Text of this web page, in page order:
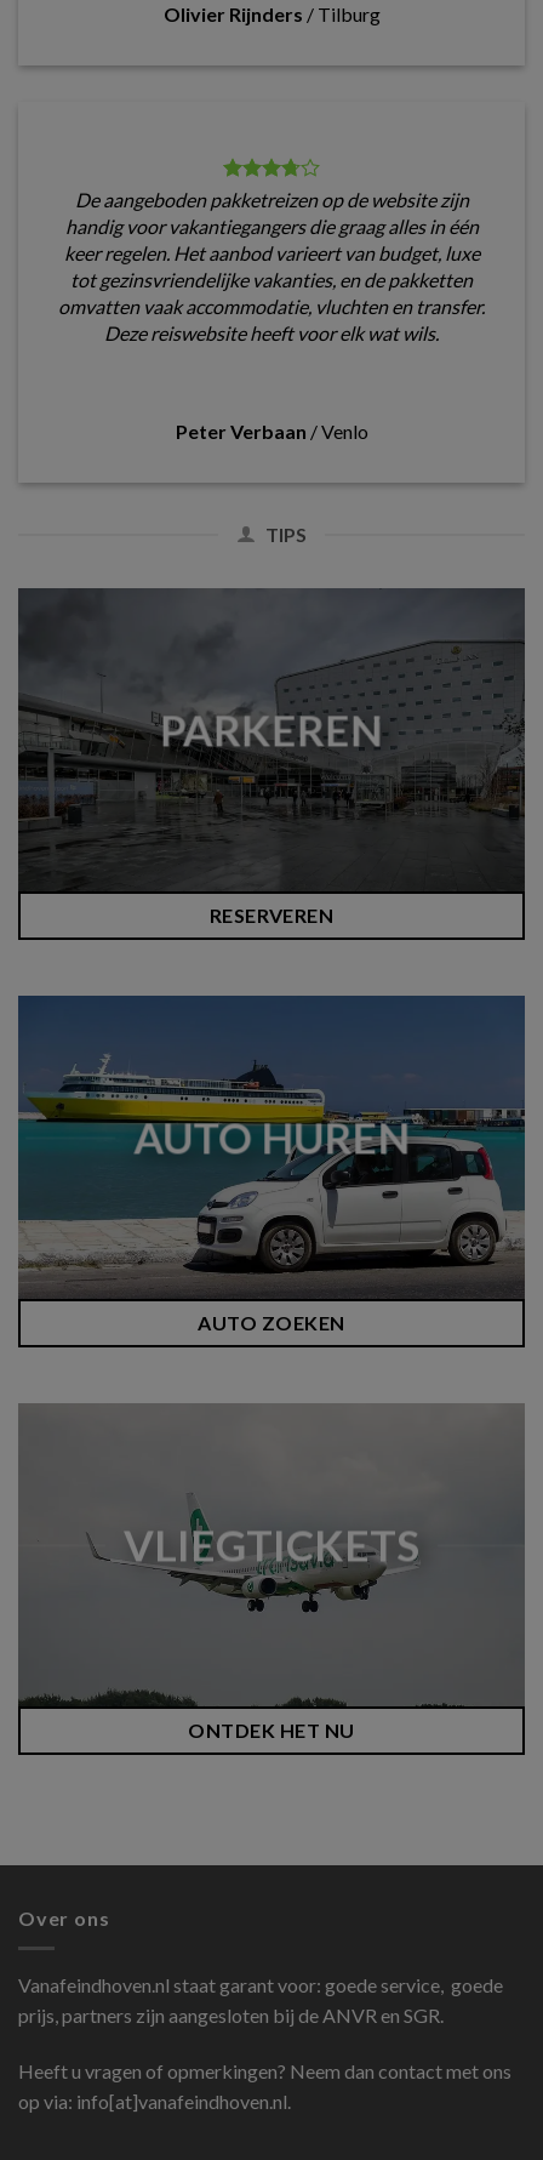
Olivier Rijnders / Tilburg
De aangeboden pakketreizen op de website zijn
handig voor vakantiegangers die graag alles in één
keer regelen. Het aanbod varieert van budget, luxe
tot gezinsvriendelijke vakanties, en de pakketten
omvatten vaak accommodatie, vluchten en transfer.
Deze reiswebsite heeft voor elk wat wils.
Peter Verbaan /Venlo
TIPS
PARKEREN
RESERVEREN
AUTO HUREN
AUTO ZOEKEN
VLIEGTICKETS
ONTDEK HET NU
Over ons
Vanafeindhoven.nl staat garant voor: goede service, goede
prijs, partners zijn aangesloten bij de ANVR en SGR.
Heeft u vragen of opmerkingen? Neem dan contact met ons
op via: info[at]vanafeindhoven.nl.